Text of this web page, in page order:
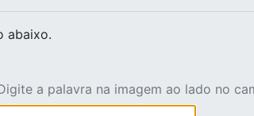
abaixo.
a palavra na imagem ao lado no